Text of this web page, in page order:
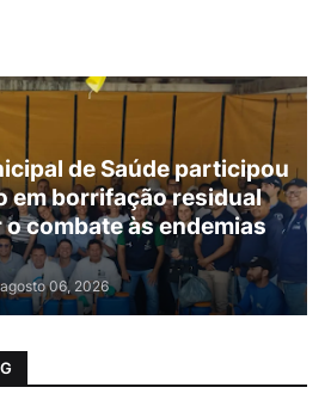
de Saúde participou
em borrifação residual
combate às endemias
agosto 06, 2026